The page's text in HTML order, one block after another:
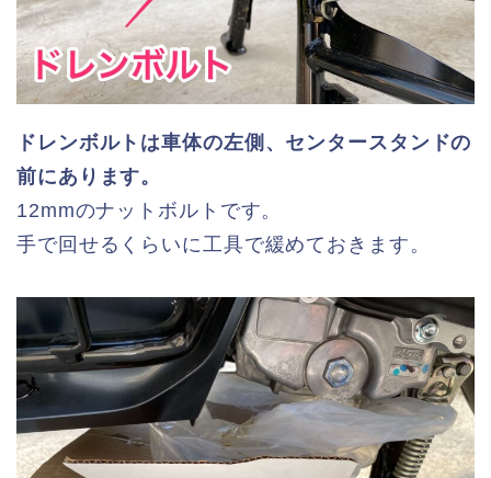
ドレンボルトは車体の左側、センタースタンドの
前にあります。
12mmのナットボルトです。
手で回せるくらいに工具で緩めておきます。